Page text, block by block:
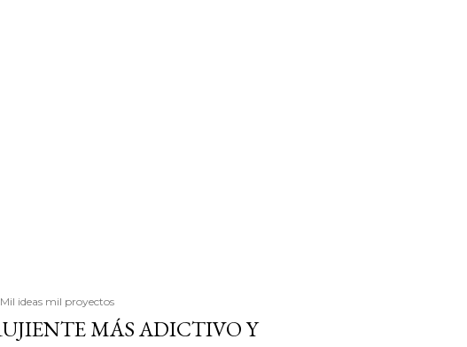
ideas mil proyectos
MÁS ADICTIVO Y